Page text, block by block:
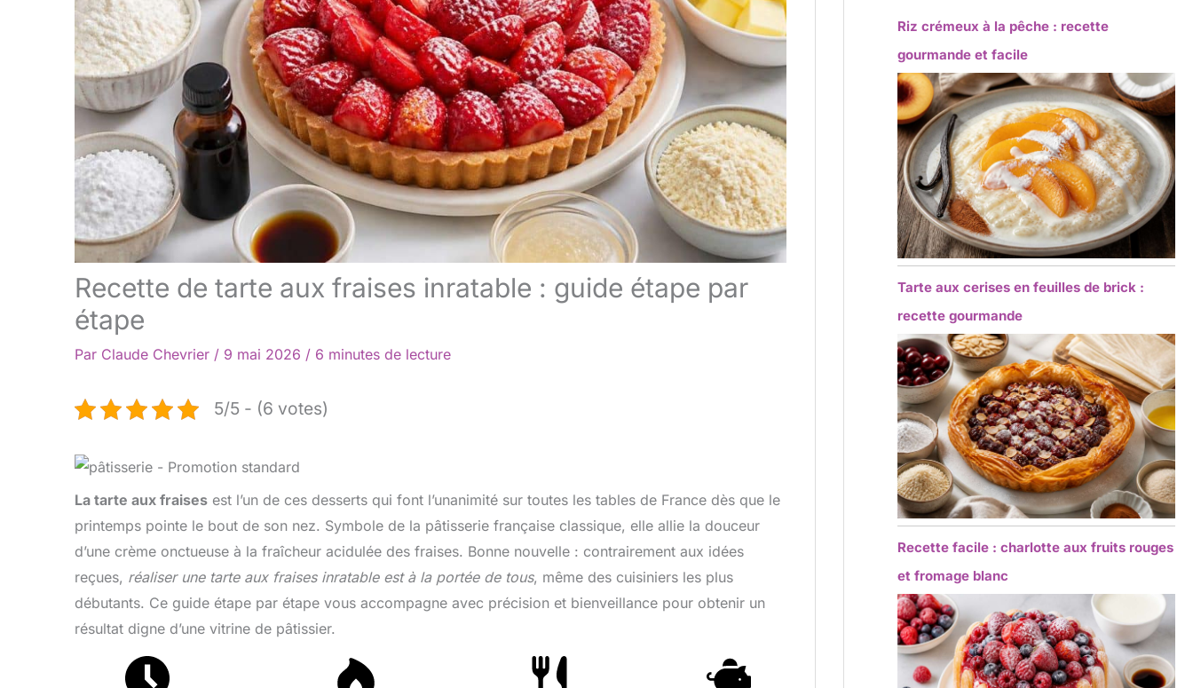
Recette de tarte aux fraises inratable : guide étape par
étape
Par Claude Chevrier / 9 mai 2026 / 6 minutes de lecture
5/5 - (6 votes)
La tarte aux fraises est l’un de ces desserts qui font l’unanimité sur toutes les tables de France dès que le
printemps pointe le bout de son nez. Symbole de la pâtisserie française classique, elle allie la douceur
d’une crème onctueuse à la fraîcheur acidulée des fraises. Bonne nouvelle : contrairement aux idées
reçues, réaliser une tarte aux fraises inratable est à la portée de tous, même des cuisiniers les plus
débutants. Ce guide étape par étape vous accompagne avec précision et bienveillance pour obtenir un
résultat digne d’une vitrine de pâtissier.
Riz crémeux à la pêche : recette
gourmande et facile
Tarte aux cerises en feuilles de brick :
recette gourmande
Recette facile : charlotte aux fruits rouges
et fromage blanc